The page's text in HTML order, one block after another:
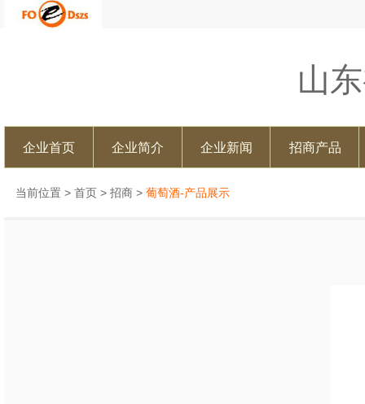
山
企业首页 企业简介 企业新闻 招商产品
当前位置 > 首页 > 招商 > 葡萄酒-产品展示